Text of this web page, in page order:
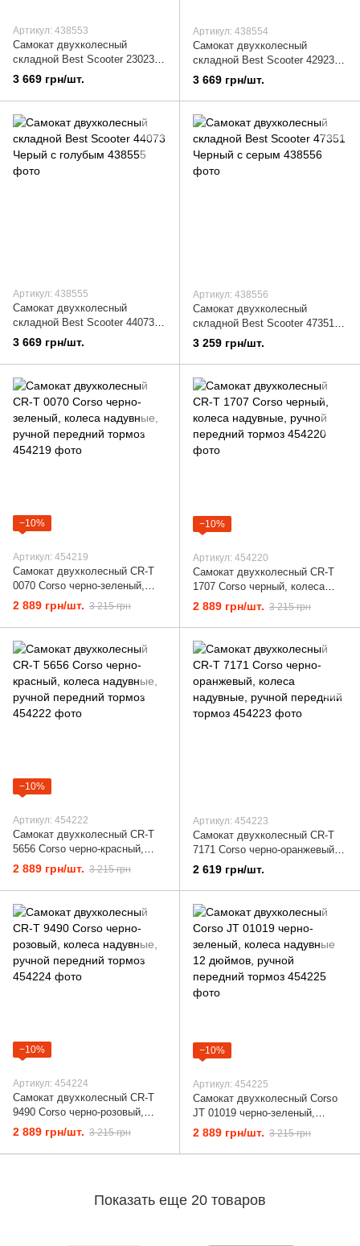
Артикул: 438553
Самокат двухколесный
складной Best Scooter 23023
Черный с оранжевым
3 669 грн/шт.
Артикул: 438554
Самокат двухколесный
складной Best Scooter 42923
Черный с красным
3 669 грн/шт.
Артикул: 438555
Самокат двухколесный
складной Best Scooter 44073
Черый с голубым
3 669 грн/шт.
Артикул: 438556
Самокат двухколесный
складной Best Scooter 47351
Черный с серым
3 259 грн/шт.
−10%
Артикул: 454219
Самокат двухколесный CR-T
0070 Corso черно-зеленый,
колеса надувные, ручной
передний тормоз
2 889 грн/шт. 3 215 грн
−10%
Артикул: 454220
Самокат двухколесный CR-T
1707 Corso черный, колеса
надувные, ручной передний
2 889 грн/шт. 3 215 грн
−10%
Артикул: 454222
Самокат двухколесный CR-T
5656 Corso черно-красный,
колеса надувные, ручной
передний тормоз
2 889 грн/шт. 3 215 грн
Артикул: 454223
Самокат двухколесный CR-T
7171 Corso черно-оранжевый,
колеса надувные, ручной
передний тормоз
2 619 грн/шт.
−10%
Артикул: 454224
Самокат двухколесный CR-T
9490 Corso черно-розовый,
колеса надувные, ручной
передний тормоз
2 889 грн/шт. 3 215 грн
−10%
Артикул: 454225
Самокат двухколесный Corso
JT 01019 черно-зеленый,
колеса надувные 12 дюймов,
ручной передний тормоз
2 889 грн/шт. 3 215 грн
Показать еще 20 товаров